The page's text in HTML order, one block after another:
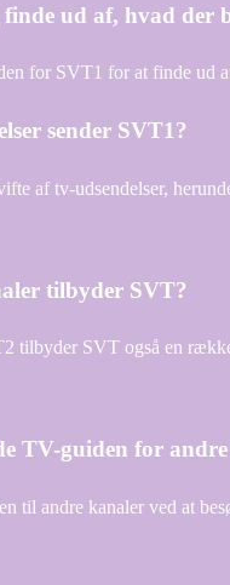
ud af, hvad der
for SVT1 for at finde ud
sender SVT1?
af tv-udsendelser,
tilbyder SVT?
tilbyder SVT også en
TV-guiden for
til andre kanaler ved at